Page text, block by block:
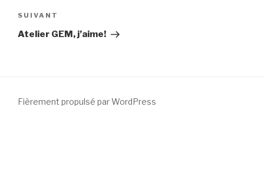
Article
suivant
SUIVANT
Atelier GEM, j’aime!
Fièrement propulsé par WordPress